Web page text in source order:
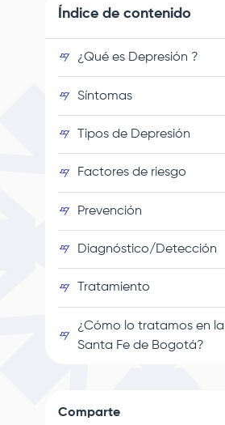
Índice de contenido
¿Qué es Depresión ?
Síntomas
Tipos de Depresión
Factores de riesgo
Prevención
Diagnóstico/Detección
Tratamiento
¿Cómo lo tratamos en la
Santa Fe de Bogotá?
Comparte